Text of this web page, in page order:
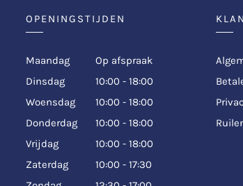
OPENINGSTIJDEN
Maandag
Op afspraak
Dinsdag
10:00 - 18:00
Woensdag
10:00 - 18:00
Donderdag
10:00 - 18:00
Vrijdag
10:00 - 18:00
Zaterdag
10:00 - 17:30